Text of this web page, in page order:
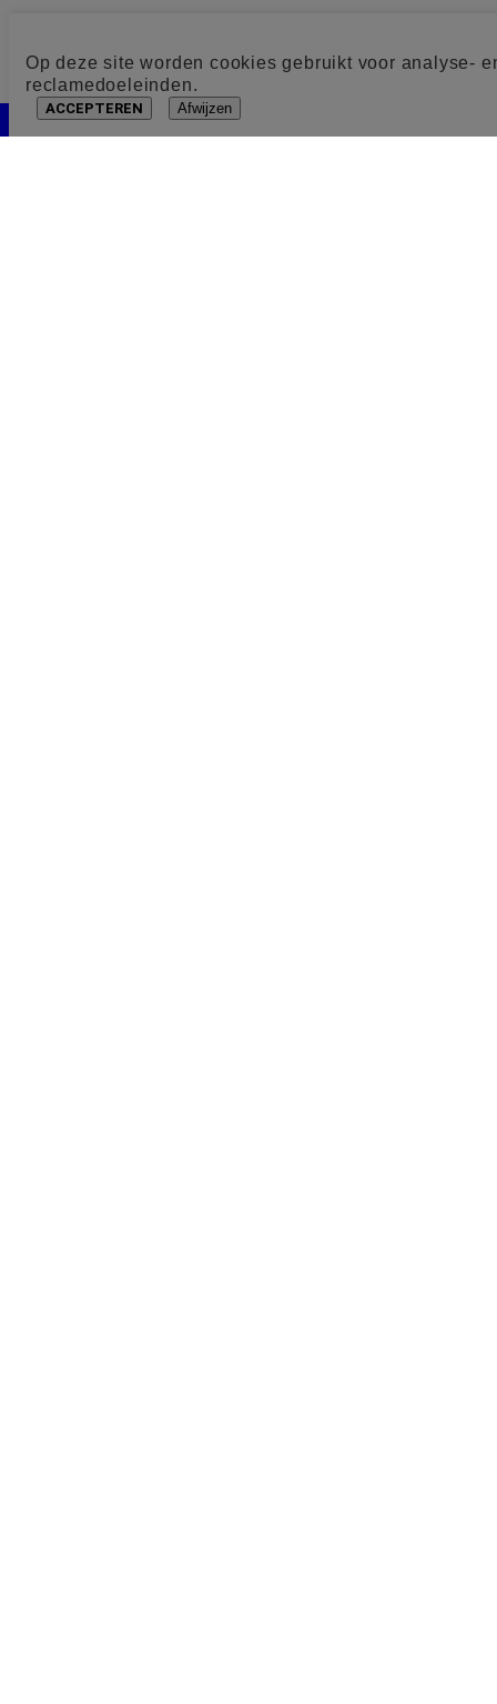
Op deze site worden cookies gebruikt voor analyse-
reclamedoeleinden.
ACCEPTEREN Afwijzen
Cookie toestemming